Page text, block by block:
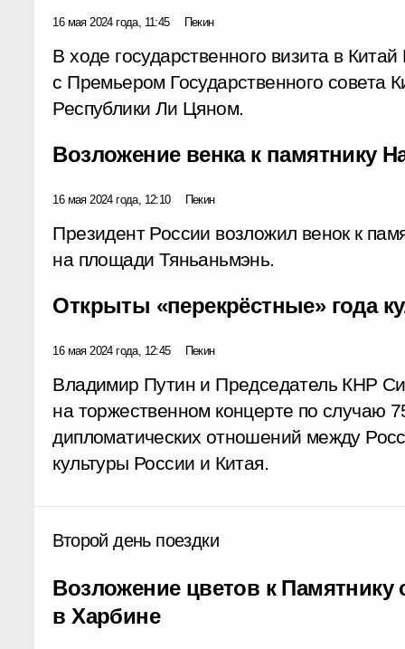
16 мая 2024 года, 11:45 Пекин
В ходе государственного визита в
с Премьером Государственного совета
Республики Ли Цяном.
Возложение венка к памятнику
16 мая 2024 года, 12:10 Пекин
Президент России возложил венок к
на площади Тяньаньмэнь.
Открыты «перекрёстные» года
16 мая 2024 года, 12:45 Пекин
Владимир Путин и Председатель КНР
на торжественном концерте по случаю
дипломатических отношений между
культуры России и Китая.
Второй день поездки
Возложение цветов к Памятнику
в Харбине